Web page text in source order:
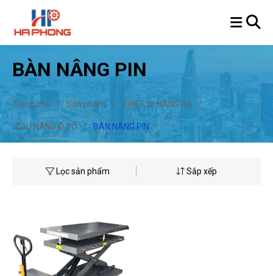
BÀN NÂNG PIN
Trang chủ / Sản phẩm / THIẾT BỊ NÂNG HẠ /
CẦU NÂNG Ô TÔ / BÀN NÂNG PIN
Lọc sản phẩm Sắp xếp